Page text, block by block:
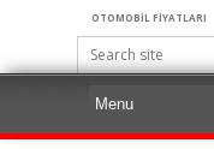
OTOMOBİL FİYATLARI